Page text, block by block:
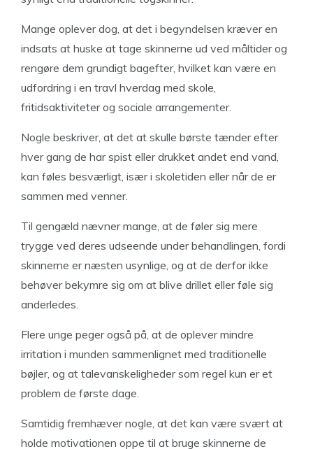
Mange oplever dog, at det i begyndelsen kræver en
indsats at huske at tage skinnerne ud ved måltider og
rengøre dem grundigt bagefter, hvilket kan være en
udfordring i en travl hverdag med skole,
fritidsaktiviteter og sociale arrangementer.
Nogle beskriver, at det at skulle børste tænder efter
hver gang de har spist eller drukket andet end vand,
kan føles besværligt, især i skoletiden eller når de er
sammen med venner.
Til gengæld nævner mange, at de føler sig mere
trygge ved deres udseende under behandlingen, fordi
skinnerne er næsten usynlige, og at de derfor ikke
behøver bekymre sig om at blive drillet eller føle sig
anderledes.
Flere unge peger også på, at de oplever mindre
irritation i munden sammenlignet med traditionelle
bøjler, og at talevanskeligheder som regel kun er et
problem de første dage.
Samtidig fremhæver nogle, at det kan være svært at
holde motivationen oppe til at bruge skinnerne de